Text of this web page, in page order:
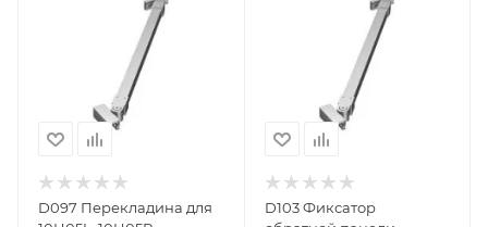
D097 Перекладина для
D103 Фиксатор